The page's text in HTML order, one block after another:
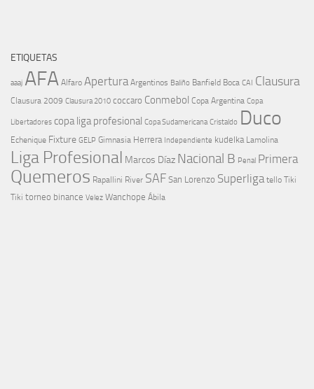
ETIQUETAS
aaaj AFA Alfaro Apertura Argentinos Baliño Banfield Boca CAI Clausura
Clausura 2009 Clausura 2010 coccaro Conmebol Copa Argentina Copa
Libertadores copa liga profesional Copa Sudamericana Cristaldo Duco
Echenique Fixture GELP Gimnasia Herrera Independiente kudelka Lamolina
Liga Profesional Marcos Díaz Nacional B Penal Primera
Quemeros Rapallini River SAF San Lorenzo Superliga tello Tiki
Tiki torneo binance Velez Wanchope Ábila